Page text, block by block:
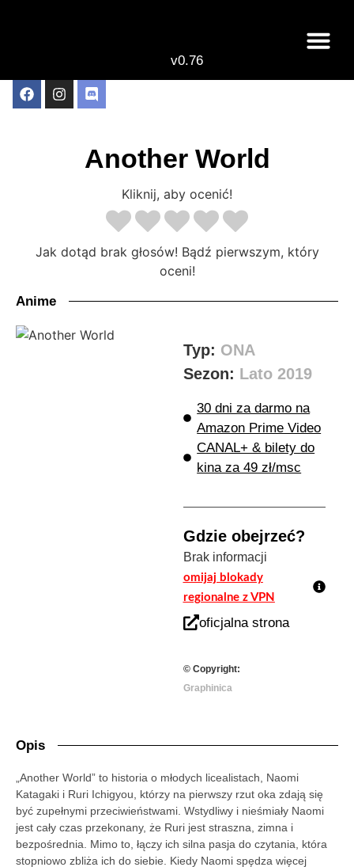
v0.76
Another World
Kliknij, aby ocenić!
Jak dotąd brak głosów! Bądź pierwszym, który
oceni!
Anime
Typ: ONA
Sezon: Lato 2019
30 dni za darmo na
Amazon Prime Video
CANAL+ & bilety do
kina za 49 zł/msc
Gdzie obejrzeć?
Brak informacji
omijaj blokady
regionalne z VPN
oficjalna strona
© Copyright:
Graphinica
Opis
„Another World” to historia o młodych licealistach, Naomi
Katagaki i Ruri Ichigyou, którzy na pierwszy rzut oka zdają się
być zupełnymi przeciwieństwami. Wstydliwy i nieśmiały Naomi
jest cały czas przekonany, że Ruri jest straszna, zimna i
bezpośrednia. Mimo to, łączy ich silna pasja do czytania, która
stopniowo zbliża ich do siebie. Kiedy Naomi spędza więcej